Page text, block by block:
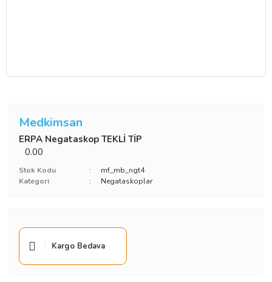
Medkimsan
ERPA Negataskop TEKLİ TİP
0.00
Stok Kodu
mf_mb_ngt4
Kategori
Negataskoplar
Kargo Bedava